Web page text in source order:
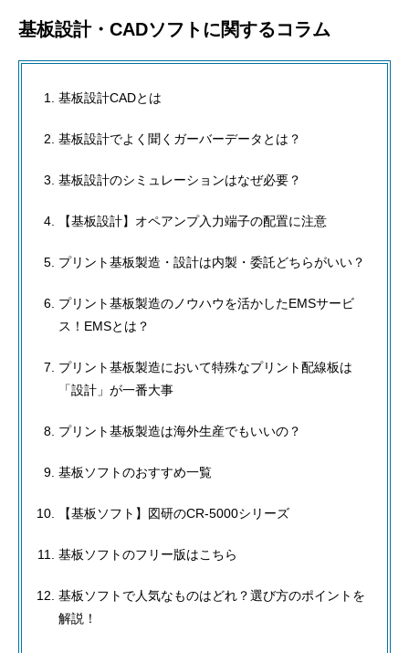
基板設計・CADソフトに関するコラム
基板設計CADとは
基板設計でよく聞くガーバーデータとは？
基板設計のシミュレーションはなぜ必要？
【基板設計】オペアンプ入力端子の配置に注意
プリント基板製造・設計は内製・委託どちらがいい？
プリント基板製造のノウハウを活かしたEMSサービ
ス！EMSとは？
プリント基板製造において特殊なプリント配線板は
「設計」が一番大事
プリント基板製造は海外生産でもいいの？
基板ソフトのおすすめ一覧
【基板ソフト】図研のCR-5000シリーズ
基板ソフトのフリー版はこちら
基板ソフトで人気なものはどれ？選び方のポイントを
解説！